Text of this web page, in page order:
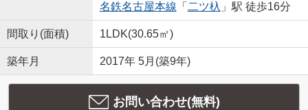
名鉄名古屋本線 「 二ツ杁 」駅 徒歩16分
間取り(面積) 1LDK(30.65㎡)
築年月 2017年 5月(築9年)
お問い合わせ(無料)